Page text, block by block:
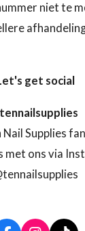
niet te
get social
Nail Supplies
ons via